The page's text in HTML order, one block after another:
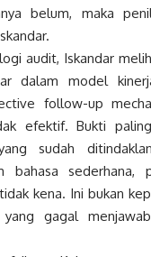
belum, maka
audit, Iskandar
dalam model
follow-up
efektif. Bukti
sudah
bahasa sederhana,
kena. Ini bukan
gagal